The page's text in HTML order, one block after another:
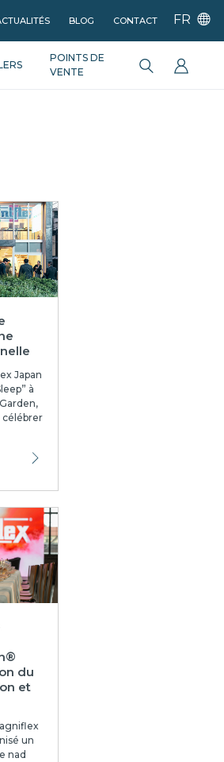
BLOG CONTACT FR
POINTS DE
VENTE
Japan
à
célébrer
du
et
un
nad